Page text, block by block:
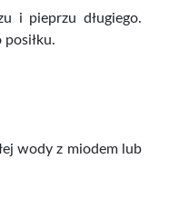
i pieprzu długiego.
wody z miodem lub